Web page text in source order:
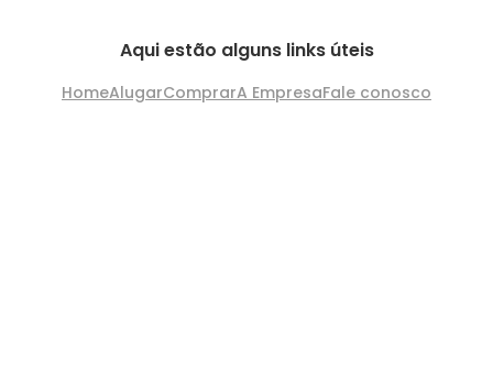
Aqui estão alguns links úteis
HomeAlugarComprarA EmpresaFale conosco